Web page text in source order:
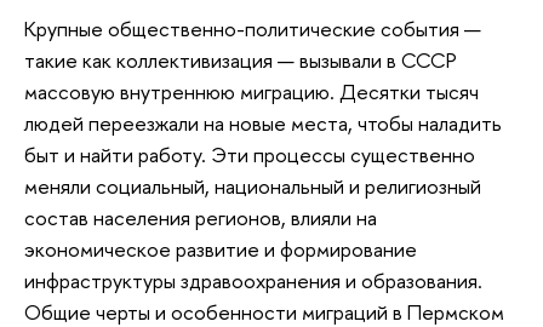
Крупные общественно-политические события —
такие как коллективизация — вызывали в СССР
массовую внутреннюю миграцию. Десятки тысяч
людей переезжали на новые места, чтобы наладить
быт и найти работу. Эти процессы существенно
меняли социальный, национальный и религиозный
состав населения регионов, влияли на
экономическое развитие и формирование
инфраструктуры здравоохранения и образования.
Общие черты и особенности миграций в Пермском